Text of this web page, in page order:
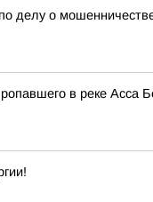
делу о
в реке Асса